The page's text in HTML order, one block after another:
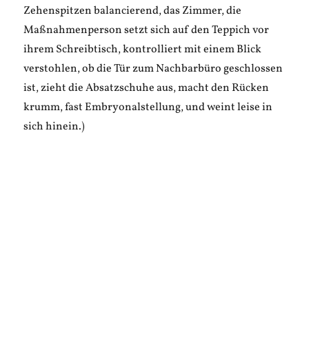
Zehenspitzen balancierend, das Zimmer, die
Maßnahmenperson setzt sich auf den Teppich vor
ihrem Schreibtisch, kontrolliert mit einem Blick
verstohlen, ob die Tür zum Nachbarbüro geschlossen
ist, zieht die Absatzschuhe aus, macht den Rücken
krumm, fast Embryonalstellung, und weint leise in
sich hinein.)